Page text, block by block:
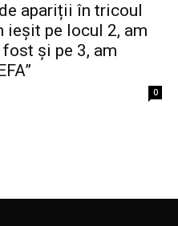
apariții în tricoul
ieșit pe locul 2, am
și pe 3, am
0